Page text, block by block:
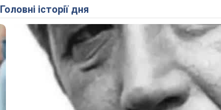
Головні історії дня